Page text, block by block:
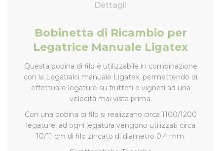
Dettagli
Bobinetta di Ricambio per
Legatrice Manuale Ligatex
Questa bobina di filo è utilizzabile in combinazione
con la Legatralci manuale Ligatex, permettendo di
effettuare legature su frutteti e vigneti ad una
velocità mai vista prima.
Con una bobina di filo si realizzano circa 1100/1200
legature, ad ogni legatura vengono utilizzati circa
10/11 cm di filo zincato di diametro 0,4 mm.